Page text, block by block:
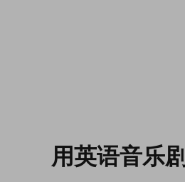
用英语音乐